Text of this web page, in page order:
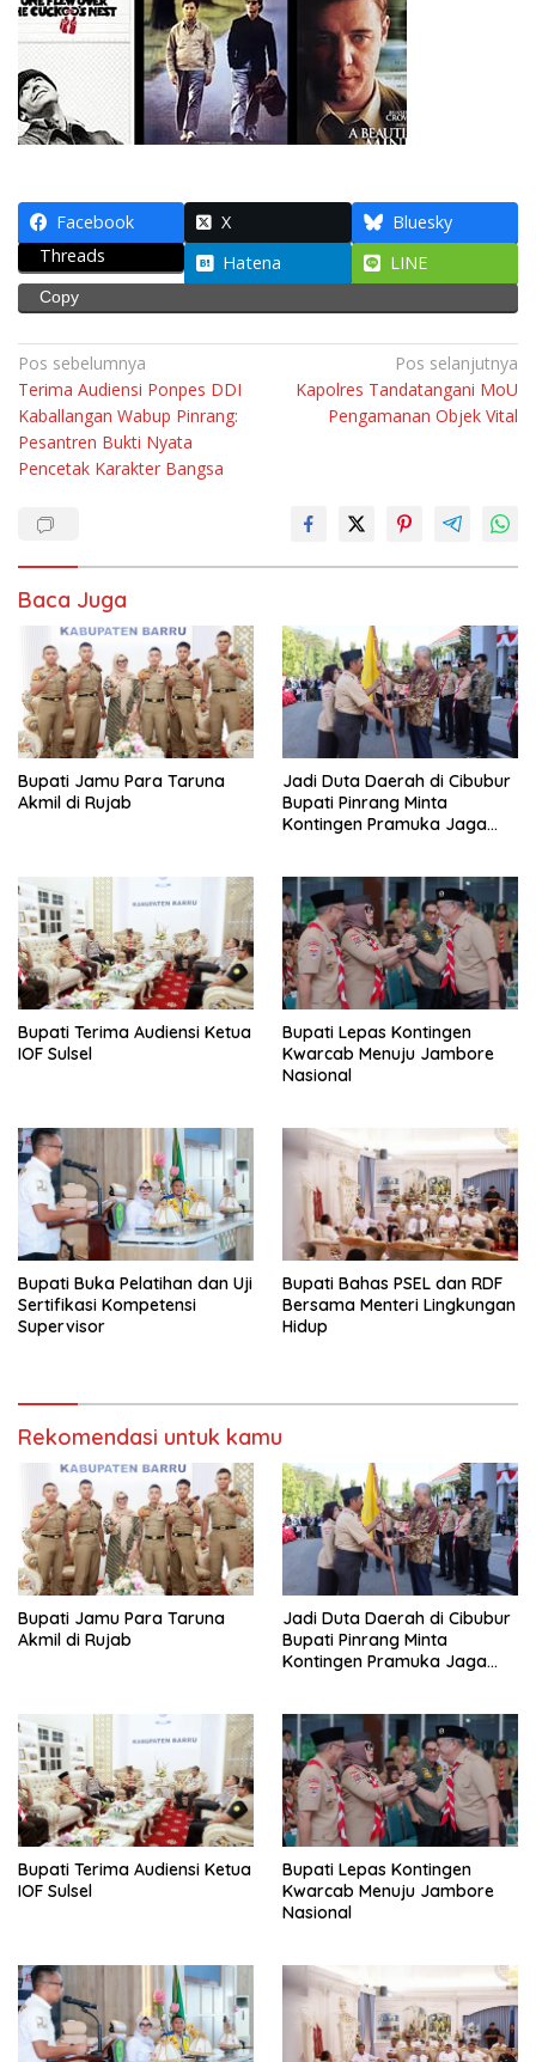
Facebook X
Bluesky
Threads
Hatena LINE
Copy
Navigasi
pos
Pos sebelumnya
Terima Audiensi Ponpes DDI
Kaballangan Wabup Pinrang:
Pesantren Bukti Nyata
Pencetak Karakter Bangsa
Pos selanjutnya
Kapolres Tandatangani MoU
Pengamanan Objek Vital
Baca Juga
Bupati Jamu Para Taruna
Akmil di Rujab
Jadi Duta Daerah di Cibubur
Bupati Pinrang Minta
Kontingen Pramuka Jaga
Bupati Terima Audiensi Ketua
IOF Sulsel
Bupati Lepas Kontingen
Kwarcab Menuju Jambore
Nasional
Bupati Buka Pelatihan dan Uji
Sertifikasi Kompetensi
Supervisor
Bupati Bahas PSEL dan RDF
Bersama Menteri Lingkungan
Hidup
Rekomendasi untuk kamu
Bupati Jamu Para Taruna
Akmil di Rujab
Jadi Duta Daerah di Cibubur
Bupati Pinrang Minta
Kontingen Pramuka Jaga
Bupati Terima Audiensi Ketua
IOF Sulsel
Bupati Lepas Kontingen
Kwarcab Menuju Jambore
Nasional